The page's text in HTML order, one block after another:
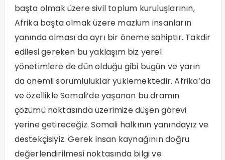
başta olmak üzere sivil toplum kuruluşlarının,
Afrika başta olmak üzere mazlum insanların
yanında olması da ayrı bir öneme sahiptir. Takdir
edilesi gereken bu yaklaşım biz yerel
yönetimlere de dün olduğu gibi bugün ve yarın
da önemli sorumluluklar yüklemektedir. Afrika’da
ve özellikle Somali’de yaşanan bu dramın
çözümü noktasında üzerimize düşen görevi
yerine getireceğiz. Somali halkının yanındayız ve
destekçisiyiz. Gerek insan kaynağının doğru
değerlendirilmesi noktasında bilgi ve